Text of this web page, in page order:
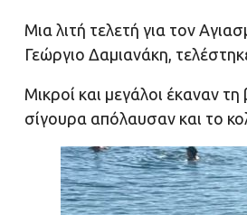
Μια λιτή τελετή για τον
Γεώργιο Δαμιανάκη,
Μικροί και μεγάλοι έκαναν
σίγουρα απόλαυσαν και το